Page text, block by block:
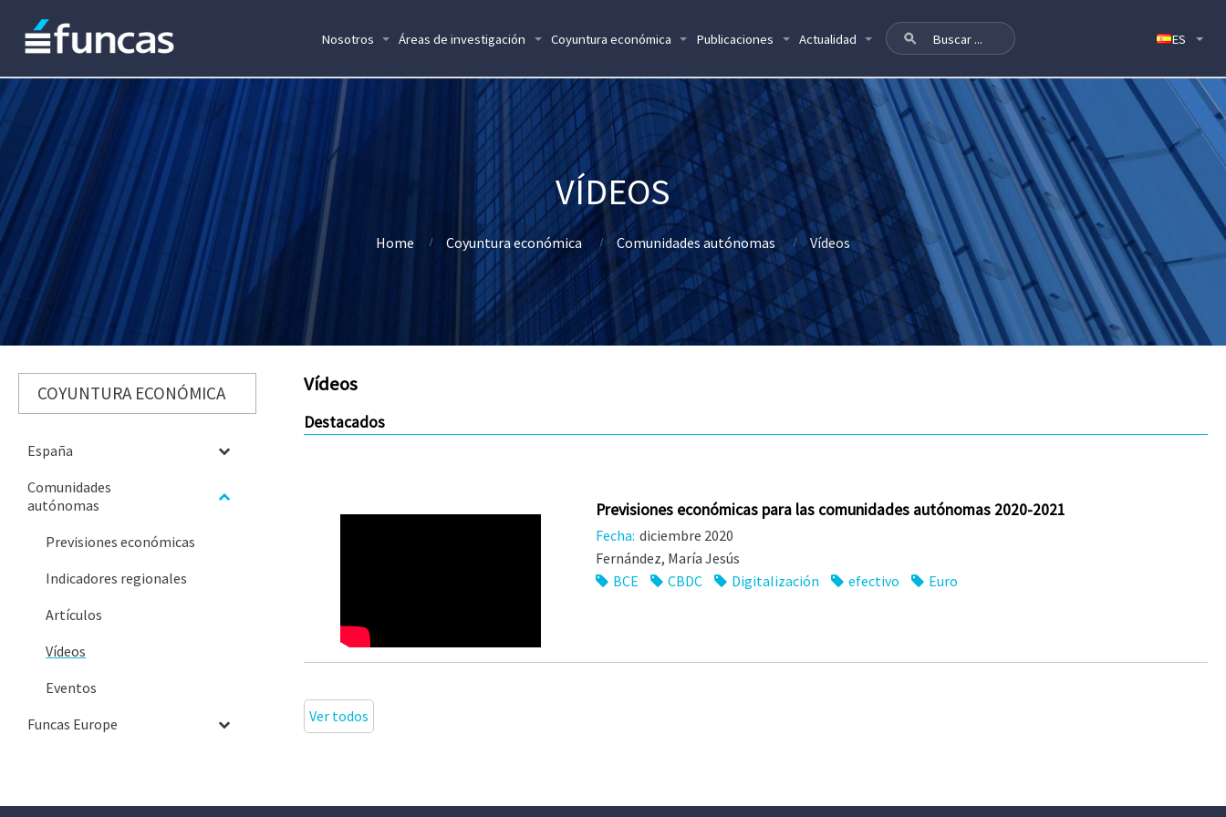
Nosotros Áreas de investigación Coyuntura económica Publicaciones Actualidad
VÍDEOS
Home Coyuntura económica Comunidades autónomas Vídeos
Vídeos
Destacados
Previsiones económicas para las comunidades autónomas 2020-2021
Fecha: diciembre 2020
Fernández, María Jesús
BCE
CBDC Digitalización efectivo Euro
Ver todos
COYUNTURA ECONÓMICA
España
Comunidades
autónomas
Previsiones económicas
Indicadores regionales
Artículos
Vídeos
Eventos
Funcas Europe